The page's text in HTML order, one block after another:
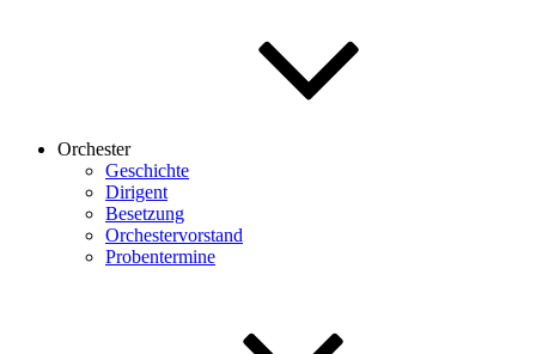
Orchester
Geschichte
Dirigent
Besetzung
Orchestervorstand
Probentermine